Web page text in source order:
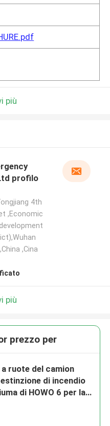
più
profilo
4th
,Economic
,Cina
più
prezzo per
ruote del camion
di incendio
di HOWO 6 per la